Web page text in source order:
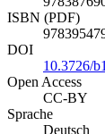
ISBN (PDF)
DOI
10.3726/
Open Access
CC-BY
Sprache
Deutsch